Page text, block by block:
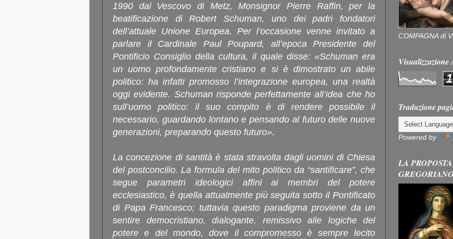
1990 dal Vescovo di Metz, Monsignor Pierre Raffin, per la
beatificazione di Robert Schuman, uno dei padri fondatori
dell’attuale Unione Europea. Per l’occasione venne invitato a
parlare il Cardinale Paul Poupard, all’epoca Presidente del
Pontificio Consiglio della cultura, il quale disse: «Schuman era
un uomo profondamente cristiano e si è dimostrato un abile
politico: ha infatti promosso l’integrazione europea, una realtà
oggi evidente. Schuman risponde perfettamente all’idea che ho
sull’uomo politico: il suo compito è di rendere possibile il
necessario, guardando lontano e pensando al futuro delle nuove
generazioni, preparando questo futuro».
La concezione di santità è stata stravolta dagli uomini di Chiesa
del postconcilio. La formula del mito politico da “santificare”, che
segue parametri ideologici affini ai membri del potere
ecclesiastico, è quella attualmente più seguita sotto il Pontificato
di Papa Francesco; tuttavia questo paradigma proviene da un
sentire democristiano, dialogante, remissivo alle logiche del
potere e del mondo, dove il compromesso è sempre lecito
COMPAGNA di
1
Traduzione
Powered by
LA